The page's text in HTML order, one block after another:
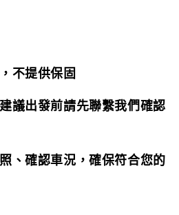
不提供保固
議出發前請先聯繫我們確認
、確認車況，確保符合您的